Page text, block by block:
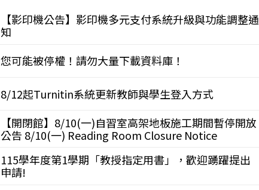
【影印機公告】影印機多元支付系統升級與功能調整通
知
您可能被停權！請勿大量下載資料庫！
8/12起Turnitin系統更新教師與學生登入方式
【開閉館】8/10(一)自習室高架地板施工期間暫停開放
公告 8/10(一) Reading Room Closure Notice
115學年度第1學期「教授指定用書」，歡迎踴躍提出
申請!